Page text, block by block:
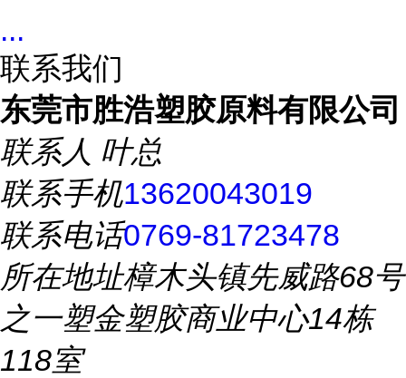
...
联系我们
东莞市胜浩塑胶原料有限公司
联系人 叶总
联系手机13620043019
联系电话0769-81723478
所在地址樟木头镇先威路68号
之一塑金塑胶商业中心14栋
118室